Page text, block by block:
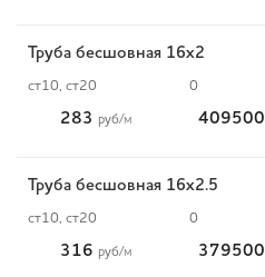
Труба бесшовная 16х2
ст10, ст20 0
283 руб/м 409500
Труба бесшовная 16х2.5
ст10, ст20 0
316 руб/м 379500